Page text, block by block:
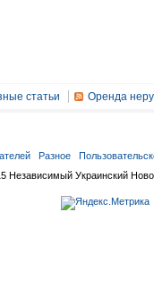
статьи Оренда
Разное
Независимый Украинский